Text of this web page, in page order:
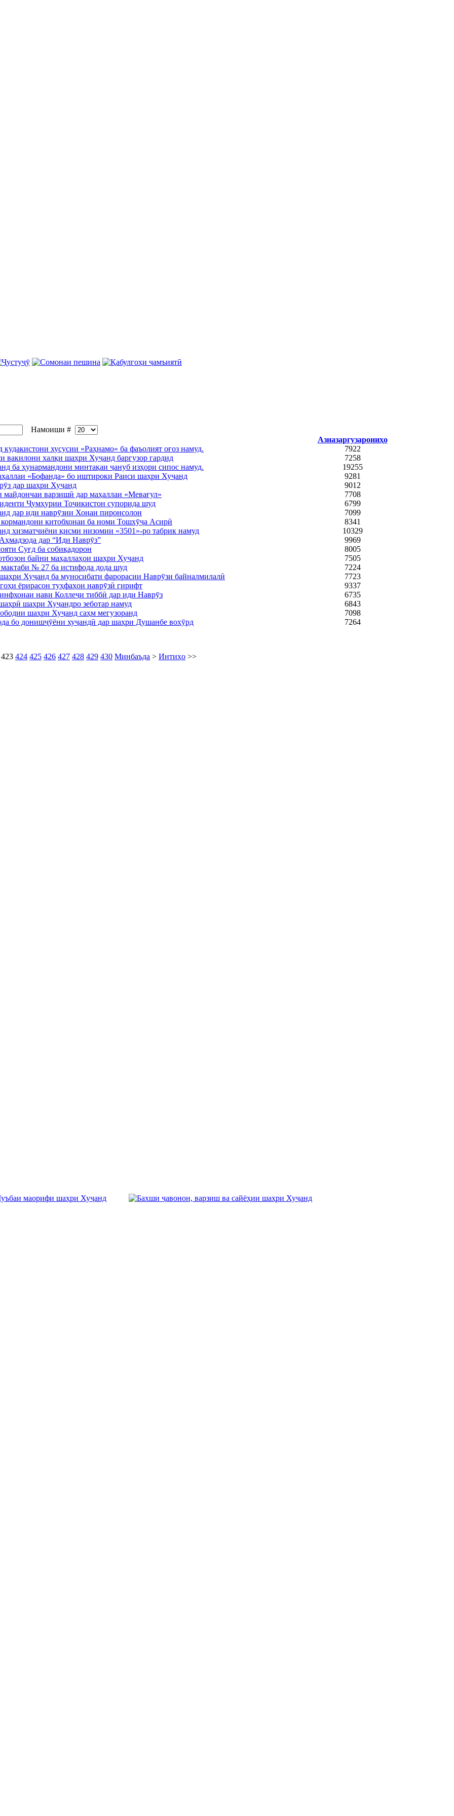
Намоиши #
Азназаргузарониҳо
хусусии «Раҳнамо» ба фаъолият оғоз намуд.
7922
вакилони халқи шаҳри Хуҷанд баргузор гардид
7258
ба ҳунармандони минтақаи ҷануб изҳори сипос намуд.
19255
«Бофанда» бо иштироки Раиси шаҳри Хуҷанд
9281
дар шаҳри Хуҷанд
9012
майдончаи варзишӣ дар маҳаллаи «Мевағул»
7708
Ҷумҳурии Тоҷикистон супорида шуд
6799
дар иди наврӯзии Хонаи пиронсолон
7099
китобхонаи ба номи Тошхӯҷа Асирӣ
8341
хизматчиёни қисми низомии «3501»-ро табрик намуд
10329
дар “Иди Наврӯз”
9969
Суғд ба собиқадорон
8005
байни маҳаллаҳои шаҳри Хуҷанд
7505
№ 27 ба истифода дода шуд
7224
Хуҷанд ба муносибати фарорасии Наврӯзи байналмилалӣ
7723
ёрирасон туҳфаҳои наврӯзӣ гирифт
9337
нави Коллеҷи тиббӣ дар иди Наврӯз
6735
шаҳри Хуҷандро зеботар намуд
6843
шаҳри Хуҷанд саҳм мегузоранд
7098
бо донишҷӯёни хуҷандӣ дар шаҳри Душанбе вохӯрд
7264
423 424 425 426 427 428 429 430 Минбаъда > Интиҳо >>